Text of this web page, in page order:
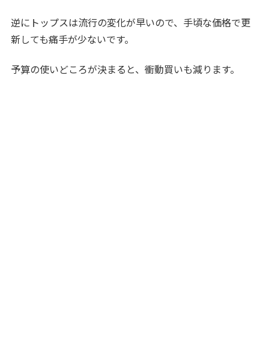
逆にトップスは流行の変化が早いので、手頃な価格で更
新しても痛手が少ないです。
予算の使いどころが決まると、衝動買いも減ります。